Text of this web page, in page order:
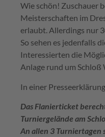
Wie schön! Zuschauer
Meisterschaften im
erlaubt. Allerdings nur
So sehen es jedenfalls
Interessierten die
Anlage rund um Schloß
In einer
Das Flanierticket
Turniergelände am
An allen 3 Turniertagen